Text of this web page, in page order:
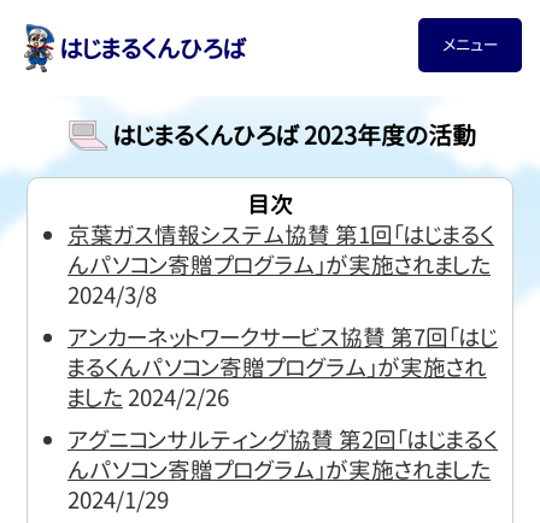
はじまるくんひろば メニュー
はじまるくんひろば 2023年度の活動
目次
京葉ガス情報システム協賛 第1回｢はじまるく
んパソコン寄贈プログラム｣が実施されました
2024/3/8
アンカーネットワークサービス協賛 第7回「はじ
まるくんパソコン寄贈プログラム」が実施され
ました 2024/2/26
アグニコンサルティング協賛 第2回「はじまるく
んパソコン寄贈プログラム」が実施されました
2024/1/29